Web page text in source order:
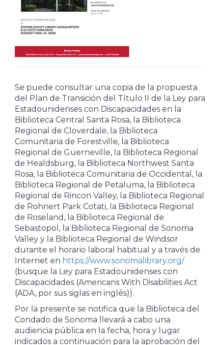
Se puede consultar una copia de la propuesta
del Plan de Transición del Título II de la Ley para
Estadounidenses con Discapacidades en la
Biblioteca Central Santa Rosa, la Biblioteca
Regional de Cloverdale, la Biblioteca
Comunitaria de Forestville, la Biblioteca
Regional de Guerneville, la Biblioteca Regional
de Healdsburg, la Biblioteca Northwest Santa
Rosa, la Biblioteca Comunitaria de Occidental, la
Biblioteca Regional de Petaluma, la Biblioteca
Regional de Rincon Valley, la Biblioteca Regional
de Rohnert Park Cotati, la Biblioteca Regional
de Roseland, la Biblioteca Regional de
Sebastopol, la Biblioteca Regional de Sonoma
Valley y la Biblioteca Regional de Windsor
durante el horario laboral habitual y a través de
Internet en https://www.sonomalibrary.org/
(busque la Ley para Estadounidenses con
Discapacidades (Americans With Disabilities Act
(ADA, por sus siglas en inglés)).
Por la presente se notifica que la Biblioteca del
Condado de Sonoma llevará a cabo una
audiencia pública en la fecha, hora y lugar
indicados a continuación para la aprobación del